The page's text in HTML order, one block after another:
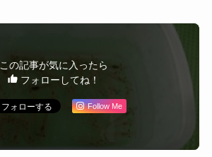
この記事が気に入ったら
フォローしてね！
Follow Me